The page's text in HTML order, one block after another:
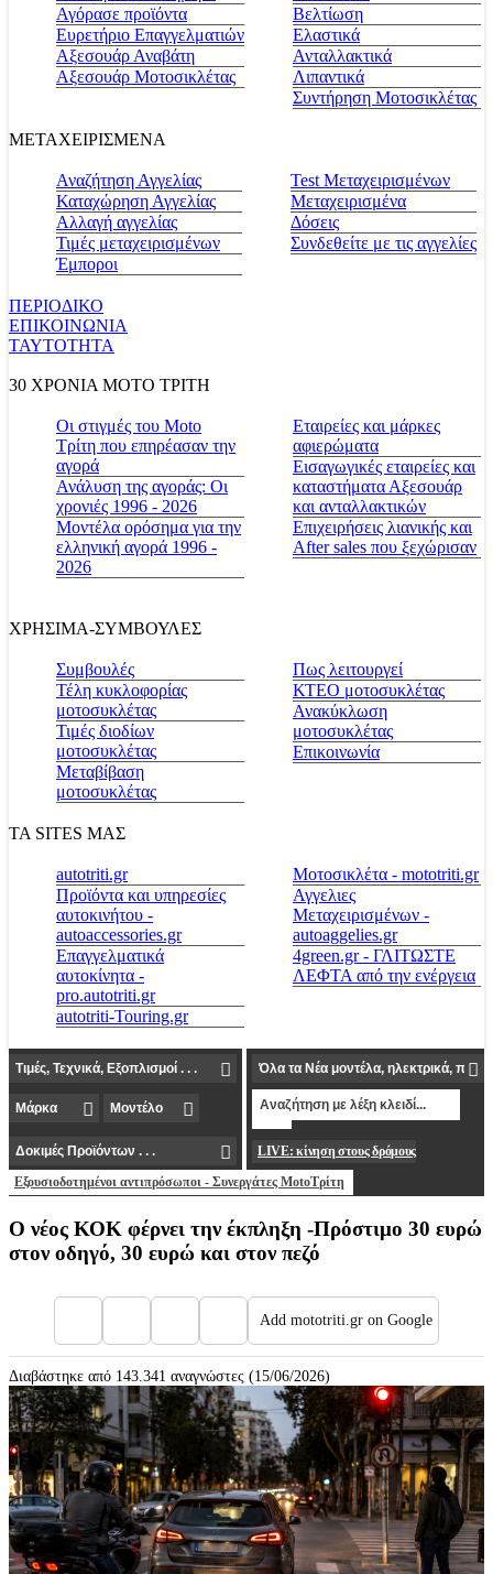
Αγόρασε προϊόντα
Ευρετήριο Επαγγελματιών
Αξεσουάρ Αναβάτη
Αξεσουάρ Μοτοσικλέτας
Βελτίωση
Ελαστικά
Ανταλλακτικά
Λιπαντικά
Συντήρηση Μοτοσικλέτας
ΜΕΤΑΧΕΙΡΙΣΜΕΝΑ
Αναζήτηση Αγγελίας
Καταχώρηση Αγγελίας
Αλλαγή αγγελίας
Τιμές μεταχειρισμένων
Έμποροι
Test Μεταχειρισμένων
Μεταχειρισμένα
Δόσεις
Συνδεθείτε με τις αγγελίες
ΠΕΡΙΟΔΙΚΟ
ΕΠΙΚΟΙΝΩΝΙΑ
ΤΑΥΤΟΤΗΤΑ
30 ΧΡΟΝΙΑ MOTO ΤΡΙΤΗ
Οι στιγμές του Moto
Τρίτη που επηρέασαν την
αγορά
Ανάλυση της αγοράς: Οι
χρονιές 1996 - 2026
Μοντέλα ορόσημα για την
ελληνική αγορά 1996 -
2026
Εταιρείες και μάρκες
αφιερώματα
Εισαγωγικές εταιρείες και
καταστήματα Αξεσουάρ
και ανταλλακτικών
Επιχειρήσεις λιανικής και
After sales που ξεχώρισαν
ΧΡΗΣΙΜΑ-ΣΥΜΒΟΥΛΕΣ
Συμβουλές
Τέλη κυκλοφορίας
μοτοσυκλέτας
Τιμές διοδίων
μοτοσυκλέτας
Μεταβίβαση
μοτοσυκλέτας
Πως λειτουργεί
ΚΤΕΟ μοτοσυκλέτας
Ανακύκλωση
μοτοσυκλέτας
Επικοινωνία
ΤΑ SITES ΜΑΣ
autotriti.gr
Προϊόντα και υπηρεσίες
αυτοκινήτου -
autoaccessories.gr
Επαγγελματικά
αυτοκίνητα -
pro.autotriti.gr
autotriti-Touring.gr
Μοτοσικλέτα - mototriti.gr
Αγγελιες
Μεταχειρισμένων -
autoaggelies.gr
4green.gr - ΓΛΙΤΩΣΤΕ
ΛΕΦΤΑ από την ενέργεια
LIVE: κίνηση στους δρόμους
Εξουσιοδοτημένοι αντιπρόσωποι - Συνεργάτες MotoΤρίτη
Ο νέος ΚΟΚ φέρνει την έκπληξη -Πρόστιμο 30 ευρώ
στον οδηγό, 30 ευρώ και στον πεζό
Add mototriti.gr on Google
Διαβάστηκε από 143.341 αναγνώστες (15/06/2026)